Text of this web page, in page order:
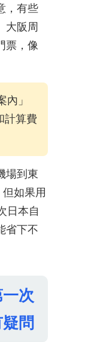
，有些
大阪周
票，像
」
計算費
場到東
如果用
日本自
省下不
次
問